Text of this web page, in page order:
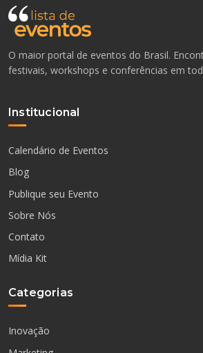
O maior portal de eventos do Brasil.
festivais, workshops e conferências em
Institucional
Calendário de Eventos
Blog
Publique seu Evento
Sobre Nós
Contato
Mídia Kit
Categorias
Inovação